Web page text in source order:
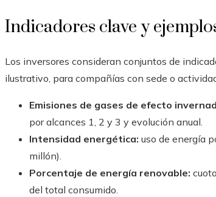
Indicadores clave y
Los inversores consideran conjuntos de
ilustrativo, para compañías con sede o
Emisiones de gases de efecto
por alcances 1, 2 y 3 y evolución anual.
Intensidad energética: uso de energía
millón).
Porcentaje de energía renovable:
del total consumido.